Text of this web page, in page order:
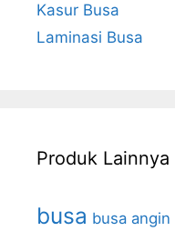
Kasur Busa
Laminasi Busa
Produk Lainnya
busa busa angin